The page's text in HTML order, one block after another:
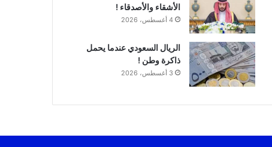
الأشقاء والأصدقاء !
4 أغسطس، 2026
الريال السعودي عندما يحمل
ذاكرة وطن !
3 أغسطس، 2026